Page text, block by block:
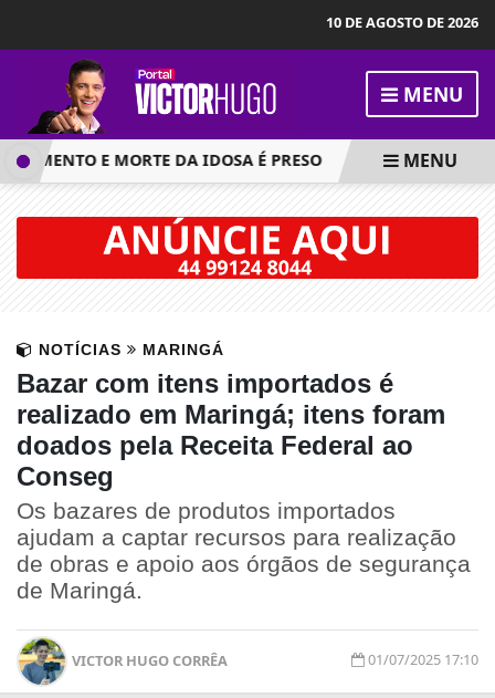
10 DE AGOSTO DE 2026
MENU
E MORTE DA IDOSA É PRESO SEMOB REFORÇA
MENU
NOTÍCIAS MARINGÁ
Bazar com itens importados é
realizado em Maringá; itens foram
doados pela Receita Federal ao
Conseg
Os bazares de produtos importados
ajudam a captar recursos para realização
de obras e apoio aos órgãos de segurança
de Maringá.
VICTOR HUGO CORRÊA 01/07/2025 17:10